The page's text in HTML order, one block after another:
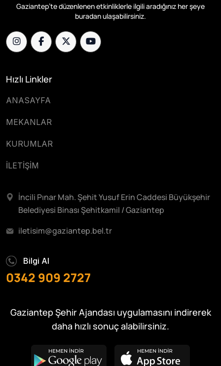
Gaziantep’te düzenlenen etkinliklerle ilgili aradığınız her şeye
buradan ulaşabilirsiniz.
Hızlı Linkler
ANASAYFA
MEKANLAR
KURUMLAR
İLETİŞİM
İncili Pınar Mah. Şehit Yusuf Erin Caddesi Büyükşehir
Belediyesi Binası Şehitkamil / Gaziantep
iletisim@gaziantep.bel.tr
Bilgi Al
0342 909 2727
Gaziantep Şehir Ajandası uygulamasını indirerek
daha hızlı sonuç alabilirsiniz.